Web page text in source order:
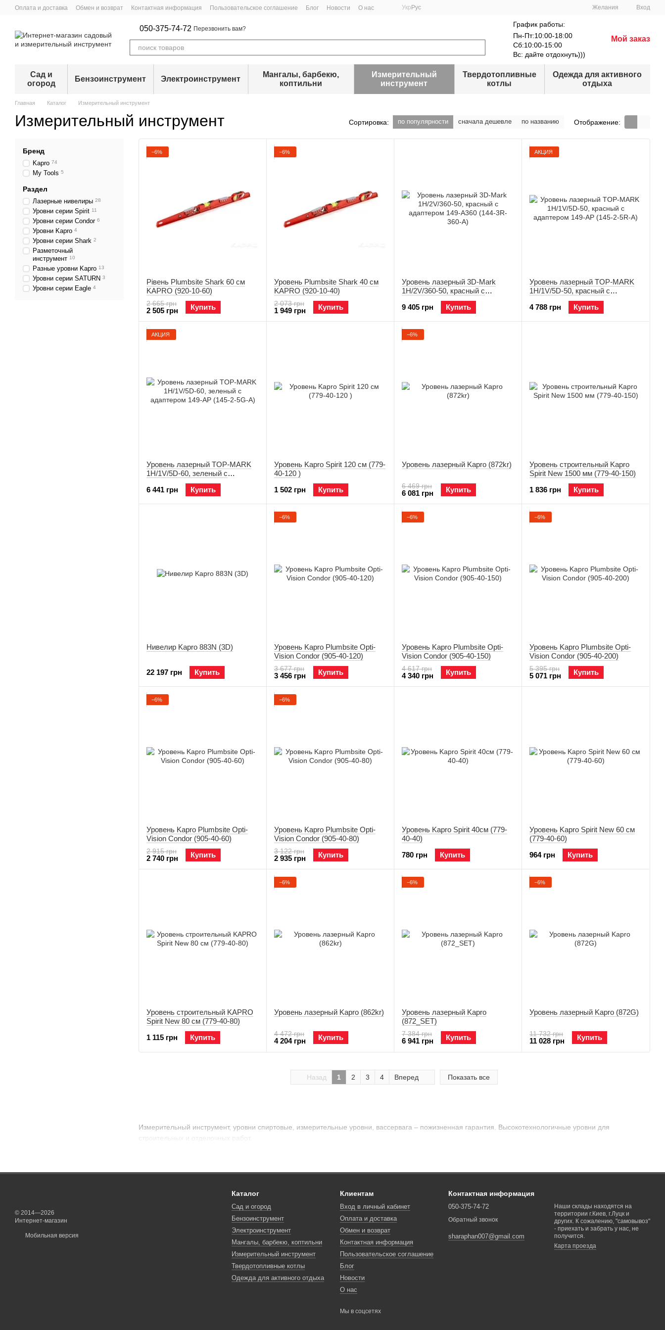
Перейти к основному контенту
Оплата и доставка Обмен и возврат Контактная информация Пользовательское соглашение Блог Новости О нас Укр Рус Желания Вход
050-375-74-72 Перезвонить вам?
График работы:
Пн-Пт:10:00-18:00
Сб:10:00-15:00
Вс: дайте отдохнуть)))
Мой заказ
Сад и
огород
Бензоинструмент Электроинструмент
Мангалы, барбекю,
коптильни
Измерительный
инструмент
Твердотопливные
котлы
Одежда для активного
отдыха
Главная Каталог Измерительный инструмент
Измерительный инструмент Сортировка: по популярности сначала дешевле по названию Отображение:
Измерительный инструмент, уровни спиртовые, измерительные уровни, вассервага – пожизненная гарантия. Высокотехнологичные уровни для
строительных и отделочных работ.
−6%
Рівень Plumbsite Shark 60 см
KAPRO (920-10-60)
2 665 грн
2 505 грн Купить
−6%
Уровень Plumbsite Shark 40 см
KAPRO (920-10-40)
2 073 грн
1 949 грн Купить
Уровень лазерный 3D-Mark
1H/2V/360-50, красный с
адаптером 149-A360 (144-3R-
360-А)
9 405 грн Купить
АКЦИЯ
Уровень лазерный TOP-MARK
1H/1V/5D-50, красный с
адаптером 149-AP (145-2-5R-A)
4 788 грн
Купить
АКЦИЯ
Уровень лазерный TOP-MARK
1H/1V/5D-60, зеленый с
адаптером 149-AP (145-2-5G-A)
6 441 грн
Купить
Уровень Kapro Spirit 120 см (779-
40-120 )
1 502 грн
Купить
−6%
Уровень лазерный Kapro (872kr)
6 469 грн
6 081 грн Купить
Уровень строительный Kapro
Spirit New 1500 мм (779-40-150)
1 836 грн
Купить
Нивелир Kapro 883N (3D)
22 197 грн Купить
−6%
Уровень Kapro Plumbsite Opti-
Vision Condor (905-40-120)
3 677 грн
3 456 грн Купить
−6%
Уровень Kapro Plumbsite Opti-
Vision Condor (905-40-150)
4 617 грн
4 340 грн Купить
−6%
Уровень Kapro Plumbsite Opti-
Vision Condor (905-40-200)
5 395 грн
5 071 грн Купить
−6%
Уровень Kapro Plumbsite Opti-
Vision Condor (905-40-60)
2 915 грн
2 740 грн Купить
−6%
Уровень Kapro Plumbsite Opti-
Vision Condor (905-40-80)
3 122 грн
2 935 грн Купить
Уровень Kapro Spirit 40см (779-
40-40)
780 грн
Купить
Уровень Kapro Spirit New 60 см
(779-40-60)
964 грн
Купить
Уровень строительный KAPRO
Spirit New 80 см (779-40-80)
1 115 грн
Купить
−6%
Уровень лазерный Kapro (862kr)
4 472 грн
4 204 грн Купить
−6%
Уровень лазерный Kapro
(872_SET)
7 384 грн
6 941 грн Купить
−6%
Уровень лазерный Kapro (872G)
11 732 грн
11 028 грн Купить
Назад 1 2 3 4 Вперед Показать все
Бренд
Kapro 74
My Tools 5
Раздел
Лазерные нивелиры 28
Уровни серии Spirit 11
Уровни серии Condor 6
Уровни Kapro 4
Уровни серии Shark 2
Разметочный
инструмент 10
Разные уровни Kapro 13
Уровни серии SATURN 3
Уровни серии Eagle 4
© 2014—2026
Интернет-магазин
Мобильная версия
Каталог
Сад и огород
Бензоинструмент
Электроинструмент
Мангалы, барбекю, коптильни
Измерительный инструмент
Твердотопливные котлы
Одежда для активного отдыха
Клиентам
Вход в личный кабинет
Оплата и доставка
Обмен и возврат
Контактная информация
Пользовательское соглашение
Блог
Новости
О нас
Мы в соцсетях
Контактная информация
050-375-74-72
Обратный звонок
sharaphan007@gmail.com
Наши склады находятся на
территории г.Киев, г.Луцк и
других. К сожалению, "самовывоз"
- приехать и забрать у нас, не
получится.
Карта проезда